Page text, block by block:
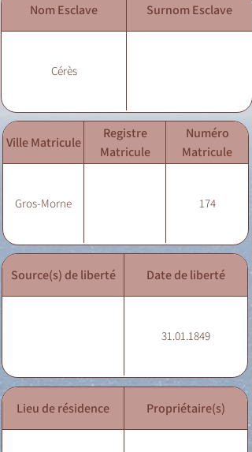
Nom Esclave Surnom Esclave
Cérès
Ville Matricule
Registre
Matricule
Numéro
Matricule
Gros-Morne 174
Source(s) de liberté Date de liberté
31.01.1849
Lieu de résidence Propriétaire(s)